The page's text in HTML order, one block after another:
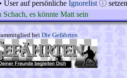
• User auf persönliche Ignorelist ⓘ setzen
Schach, es könnte Matt sein
beiDie Gefährten